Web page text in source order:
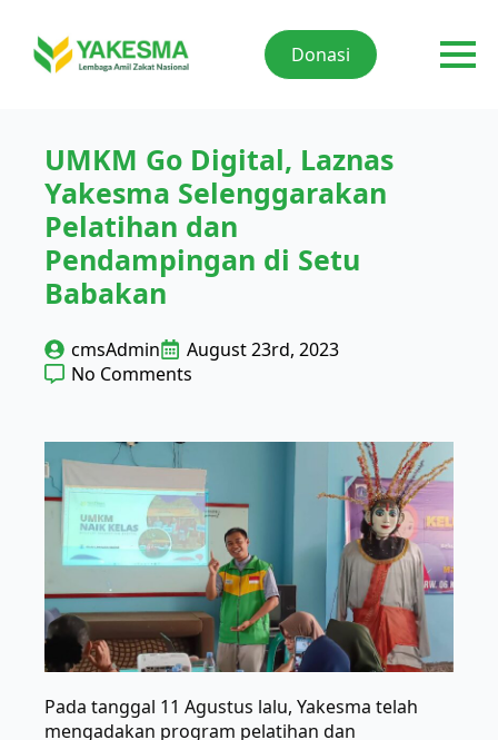
Donasi
UMKM Go Digital, Laznas
Yakesma Selenggarakan
Pelatihan dan
Pendampingan di Setu
Babakan
cmsAdmin
August 23rd, 2023
No Comments
Pada tanggal 11 Agustus lalu, Yakesma telah
mengadakan program pelatihan dan